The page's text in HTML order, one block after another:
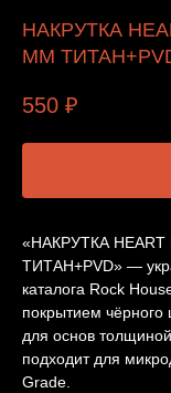
НАКРУТКА
ММ
550 ₽
«НАКРУТКА HEART
ТИТАН+PVD» —
каталога Rock
покрытием
для основ
подходит для
Grade.